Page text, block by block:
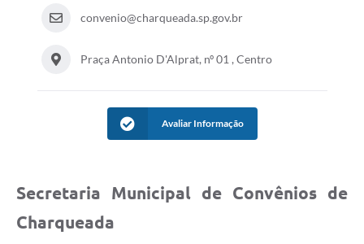
convenio@charqueada.sp.gov.br
Praça Antonio D'Alprat, nº 01 , Centro
Avaliar Informação
Secretaria Municipal de Convênios de
Charqueada